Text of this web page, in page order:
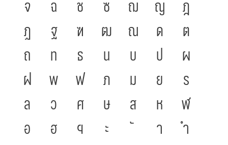
จ
ฉ ช ซ ฌ ญ
ฎ
ฏ
ฐ ฑ ฒ ณ ด
ต
ถ
ท ธ น บ ป
ผ
ฝ
พ ฟ ภ ม ย
ร
ล
ว ศ ษ ส ห
ฬ
อ
ฮ ฯ ะ า
ำ